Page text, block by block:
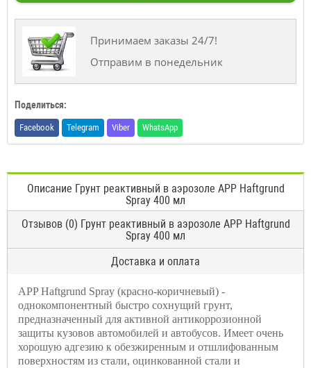
Принимаем заказы 24/7!
Отправим в понедельник
Поделиться:
Facebook Telegram Viber WhatsApp
Описание Грунт реактивный в аэрозоле APP Haftgrund
Spray 400 мл
Отзывов (0) Грунт реактивный в аэрозоле APP Haftgrund
Spray 400 мл
Доставка и оплата
APP Haftgrund Spray (красно-коричневый) -
однокомпонентный быстро сохнущий грунт,
предназначенный для активной антикоррозионной
защиты кузовов автомобилей и автобусов. Имеет очень
хорошую адгезию к обезжиренным и отшлифованным
поверхностям из стали, оцинкованной стали и